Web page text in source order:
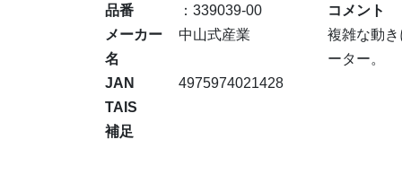
品番
：339039-00
メーカー
名
中山式産業
JAN
4975974021428
TAIS
補足
コメント
複雑な動
ーター。